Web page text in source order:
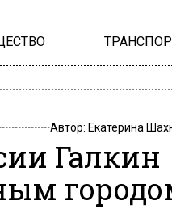
Автор: Екатерина
Галкин